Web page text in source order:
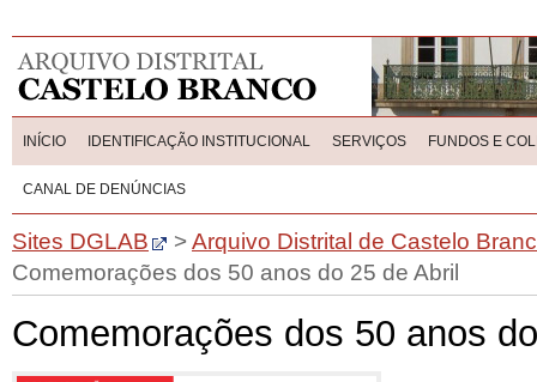
INÍCIO IDENTIFICAÇÃO INSTITUCIONAL SERVIÇOS FUNDOS E
CANAL DE DENÚNCIAS
Sites DGLAB >Arquivo Distrital de Castelo
Comemorações dos 50 anos do 25 de Abril
Comemorações dos 50 anos